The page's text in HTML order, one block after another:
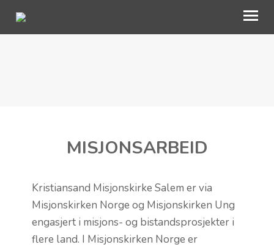
KALENDER
TALER
MISJONSARBEID
Kristiansand Misjonskirke Salem er via
Misjonskirken Norge og Misjonskirken Ung
engasjert i misjons- og bistandsprosjekter i
flere land. I Misjonskirken Norge er